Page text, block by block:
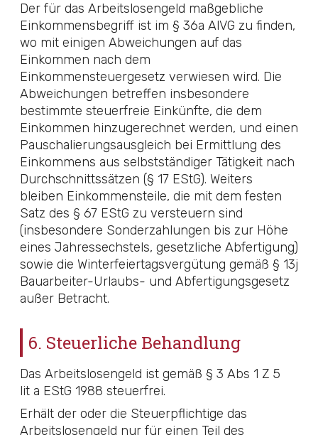
Der für das Arbeitslosengeld maßgebliche
Einkommensbegriff ist im § 36a AlVG zu finden,
wo mit einigen Abweichungen auf das
Einkommen nach dem
Einkommensteuergesetz verwiesen wird. Die
Abweichungen betreffen insbesondere
bestimmte steuerfreie Einkünfte, die dem
Einkommen hinzugerechnet werden, und einen
Pauschalierungsausgleich bei Ermittlung des
Einkommens aus selbstständiger Tätigkeit nach
Durchschnittssätzen (§ 17 EStG). Weiters
bleiben Einkommensteile, die mit dem festen
Satz des § 67 EStG zu versteuern sind
(insbesondere Sonderzahlungen bis zur Höhe
eines Jahressechstels, gesetzliche Abfertigung)
sowie die Winterfeiertagsvergütung gemäß § 13j
Bauarbeiter-Urlaubs- und Abfertigungsgesetz
außer Betracht.
6. Steuerliche Behandlung
Das Arbeitslosengeld ist gemäß § 3 Abs 1 Z 5
lit a EStG 1988 steuerfrei.
Erhält der oder die Steuerpflichtige das
Arbeitslosengeld nur für einen Teil des